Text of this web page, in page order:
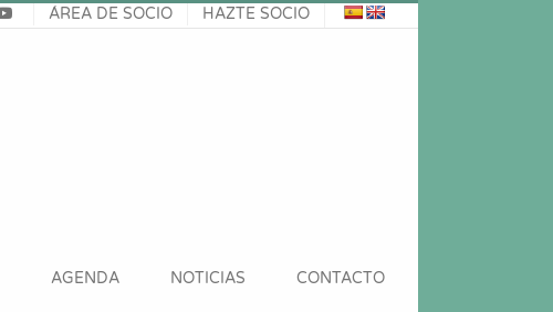
ÁREA DE SOCIO HAZTE SOCIO
AGENDA NOTICIAS CONTACTO